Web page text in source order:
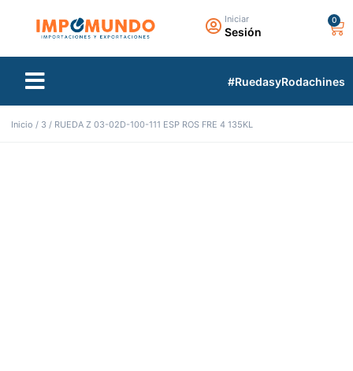
Iniciar
Sesión
#RuedasyRodachines
Inicio / 3 / RUEDA Z 03-02D-100-111 ESP ROS FRE 4 135KL